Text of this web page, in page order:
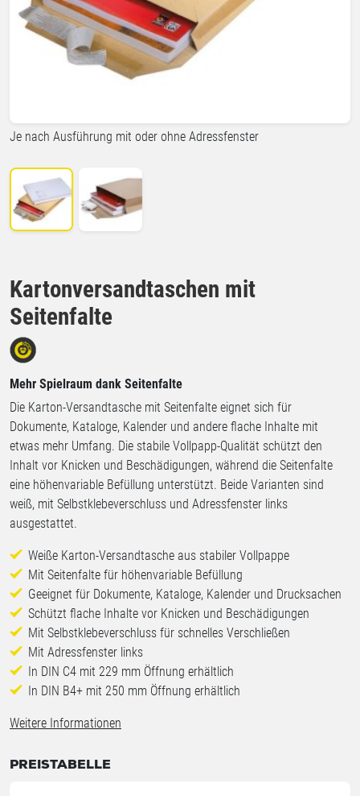
Kartonversandtaschen mit
Seitenfalte
Je nach Ausführung mit oder ohne Adressfenster
Mehr Spielraum dank Seitenfalte
Die Karton-Versandtasche mit Seitenfalte eignet sich für
Dokumente, Kataloge, Kalender und andere flache Inhalte mit
etwas mehr Umfang. Die stabile Vollpapp-Qualität schützt den
Inhalt vor Knicken und Beschädigungen, während die Seitenfalte
eine höhenvariable Befüllung unterstützt. Beide Varianten sind
weiß, mit Selbstklebeverschluss und Adressfenster links
ausgestattet.
Weiße Karton-Versandtasche aus stabiler Vollpappe
Mit Seitenfalte für höhenvariable Befüllung
Geeignet für Dokumente, Kataloge, Kalender und Drucksachen
Schützt flache Inhalte vor Knicken und Beschädigungen
Mit Selbstklebeverschluss für schnelles Verschließen
Mit Adressfenster links
In DIN C4 mit 229 mm Öffnung erhältlich
In DIN B4+ mit 250 mm Öffnung erhältlich
Weitere Informationen
PREISTABELLE